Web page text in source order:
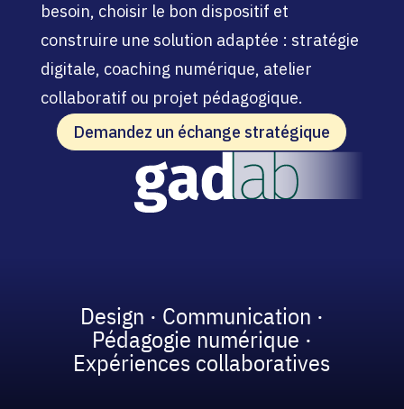
besoin, choisir le bon dispositif et
construire une solution adaptée : stratégie
digitale, coaching numérique, atelier
collaboratif ou projet pédagogique.
Demandez un échange stratégique
Design · Communication ·
Pédagogie numérique ·
Expériences collaboratives